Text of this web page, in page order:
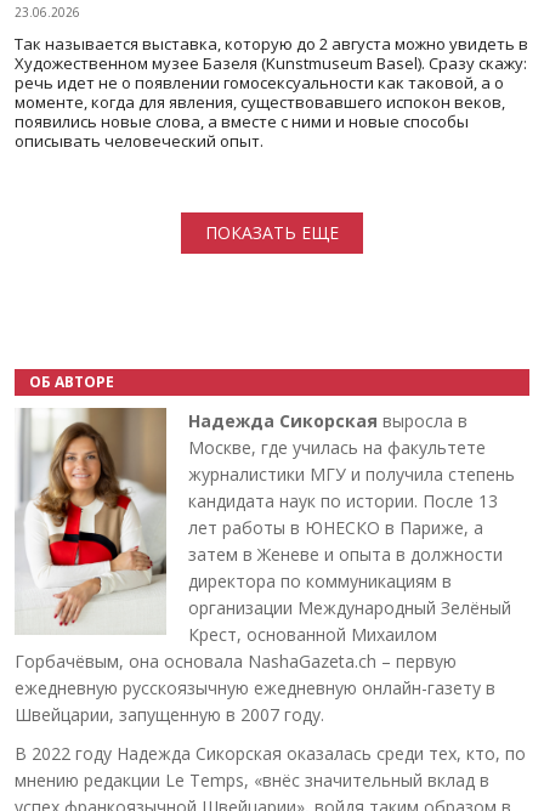
23.06.2026
Так называется выставка, которую до 2 августа можно увидеть в
Художественном музее Базеля (Kunstmuseum Basel). Сразу скажу:
речь идет не о появлении гомосексуальности как таковой, а о
моменте, когда для явления, существовавшего испокон веков,
появились новые слова, а вместе с ними и новые способы
описывать человеческий опыт.
ПОКАЗАТЬ ЕЩЕ
ОБ АВТОРЕ
Надежда Сикорская выросла в
Москве, где училась на факультете
журналистики МГУ и получила степень
кандидата наук по истории. После 13
лет работы в ЮНЕСКО в Париже, а
затем в Женеве и опыта в должности
директора по коммуникациям в
организации Международный Зелёный
Крест, основанной Михаилом
Горбачёвым, она основала NashaGazeta.ch – первую
ежедневную русскоязычную ежедневную онлайн-газету в
Швейцарии, запущенную в 2007 году.
В 2022 году Надежда Сикорская оказалась среди тех, кто, по
мнению редакции Le Temps, «внёс значительный вклад в
успех франкоязычной Швейцарии», войдя таким образом в